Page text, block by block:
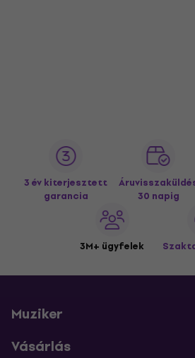
3 év kiterjesztett
garancia
30 napig
3M+ ügyfelek
Muziker
Vásárlás